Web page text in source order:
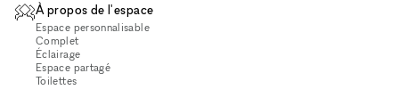
À propos de l'espace
Espace personnalisable
Complet
Éclairage
Espace partagé
Toilettes